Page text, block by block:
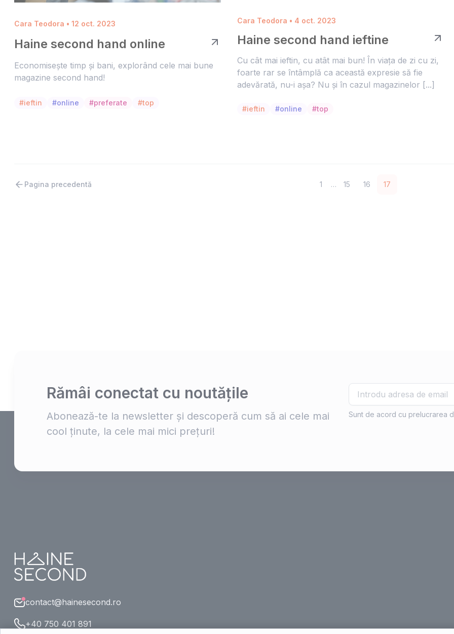
Cara Teodora • 12 oct. 2023
Haine second hand online
Economisește timp și bani, explorând cele mai bune
magazine second hand!
#ieftin #online #preferate #top
Cara Teodora • 4 oct. 2023
Haine second hand ieftine
Cu cât mai ieftin, cu atât mai bun! În viața de zi cu zi,
foarte rar se întâmplă ca această expresie să fie
adevărată, nu-i așa? Nu și în cazul magazinelor [...]
#ieftin #online #top
Pagina precedentă 1 … 15 16 17
Rămâi conectat cu noutățile
Abonează-te la newsletter și descoperă cum să ai cele mai
cool ținute, la cele mai mici prețuri!
Sunt de acord cu prelucrarea
contact@hainesecond.ro
+40 750 401 891